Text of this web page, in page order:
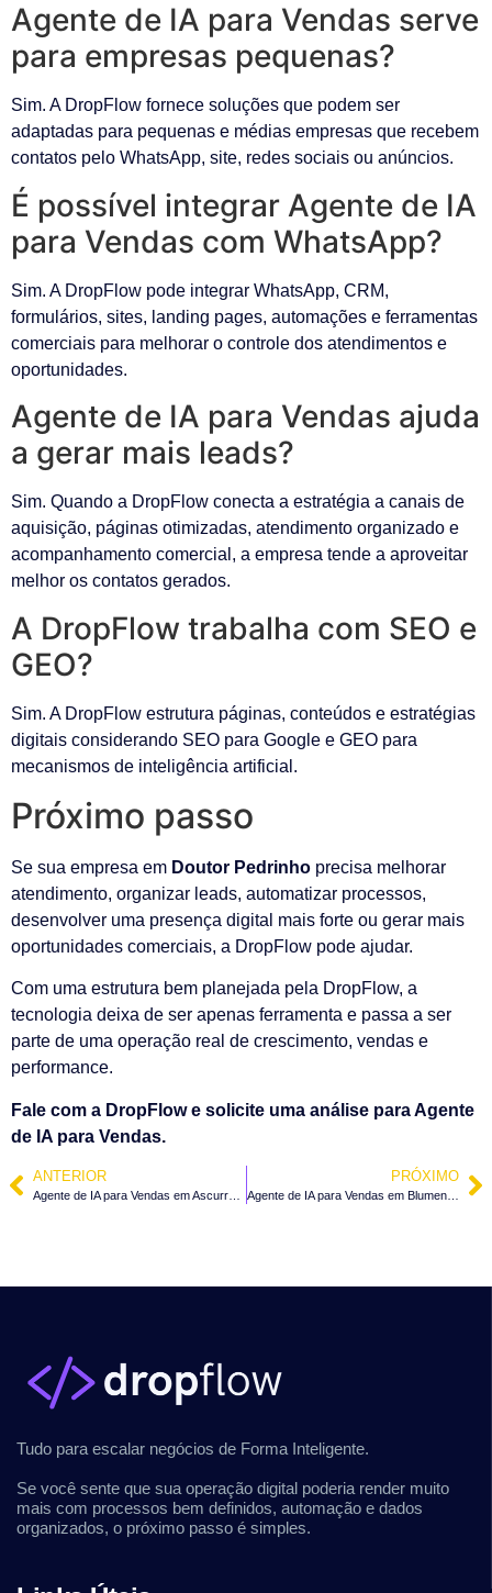
Agente de IA para Vendas serve
para empresas pequenas?
Sim. A DropFlow fornece soluções que podem ser
adaptadas para pequenas e médias empresas que recebem
contatos pelo WhatsApp, site, redes sociais ou anúncios.
É possível integrar Agente de IA
para Vendas com WhatsApp?
Sim. A DropFlow pode integrar WhatsApp, CRM,
formulários, sites, landing pages, automações e ferramentas
comerciais para melhorar o controle dos atendimentos e
oportunidades.
Agente de IA para Vendas ajuda
a gerar mais leads?
Sim. Quando a DropFlow conecta a estratégia a canais de
aquisição, páginas otimizadas, atendimento organizado e
acompanhamento comercial, a empresa tende a aproveitar
melhor os contatos gerados.
A DropFlow trabalha com SEO e
GEO?
Sim. A DropFlow estrutura páginas, conteúdos e estratégias
digitais considerando SEO para Google e GEO para
mecanismos de inteligência artificial.
Próximo passo
Se sua empresa em Doutor Pedrinho precisa melhorar
atendimento, organizar leads, automatizar processos,
desenvolver uma presença digital mais forte ou gerar mais
oportunidades comerciais, a DropFlow pode ajudar.
Com uma estrutura bem planejada pela DropFlow, a
tecnologia deixa de ser apenas ferramenta e passa a ser
parte de uma operação real de crescimento, vendas e
performance.
Fale com a DropFlow e solicite uma análise para Agente
de IA para Vendas.
ANTERIOR PRÓXIMO
Agente de IA para Vendas em Blumenau – SC
Tudo para escalar negócios de Forma Inteligente.
Se você sente que sua operação digital poderia render muito
mais com processos bem definidos, automação e dados
organizados, o próximo passo é simples.